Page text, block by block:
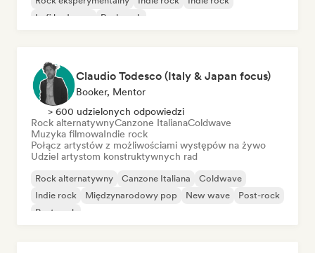
Lofi bedroom
Punk rock
Claudio Todesco (Italy & Japan focus)
Booker, Mentor
> 600 udzielonych odpowiedzi
Rock alternatywnyCanzone ItalianaColdwave
Muzyka filmowaIndie rock
Połącz artystów z możliwościami występów na żywo
Udziel artystom konstruktywnych rad
Rock alternatywny Canzone Italiana
Coldwave
Indie rock
Międzynarodowy pop New wave
Post-rock
Post-rock